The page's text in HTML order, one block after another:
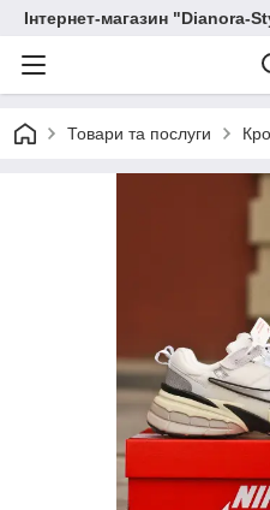
Інтернет-магазин "Dianora-
Товари та послуги